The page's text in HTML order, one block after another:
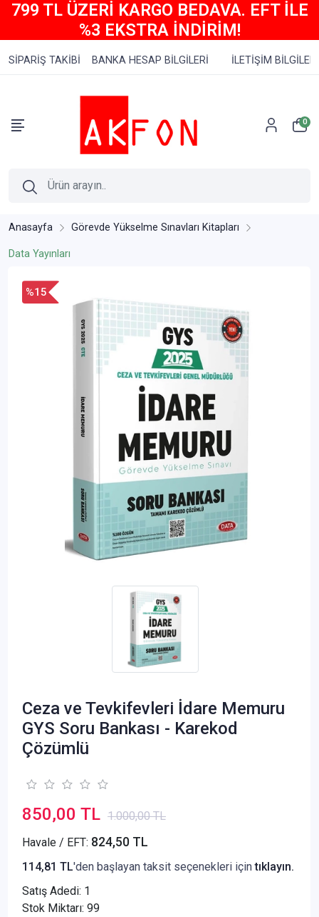
799 TL ÜZERİ KARGO BEDAVA. EFT İLE
%3 EKSTRA İNDİRİM!
SİPARİŞ TAKİBİ BANKA HESAP BİLGİLERİ İLETİŞİM BİLGİLERİ
0
Anasayfa Görevde Yükselme Sınavları Kitapları
Data Yayınları
%15
Ceza ve Tevkifevleri İdare Memuru
GYS Soru Bankası - Karekod
Çözümlü
850,00 TL 1.000,00 TL
Havale / EFT: 824,50 TL
114,81 TL'den başlayan taksit seçenekleri içintıklayın.
Satış Adedi: 1
Stok Miktarı: 99